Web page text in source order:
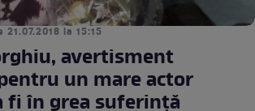
21.07.2018 la 15:15
avertisment
un mare actor
fi în grea suferință